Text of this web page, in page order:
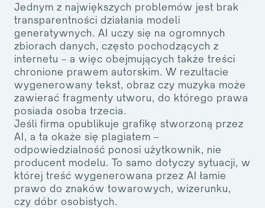
Jednym z największych problemów jest brak
transparentności działania modeli
generatywnych. AI uczy się na ogromnych
zbiorach danych, często pochodzących z
internetu – a więc obejmujących także treści
chronione prawem autorskim. W rezultacie
wygenerowany tekst, obraz czy muzyka może
zawierać fragmenty utworu, do którego prawa
posiada osoba trzecia.
Jeśli firma opublikuje grafikę stworzoną przez
AI, a ta okaże się plagiatem –
odpowiedzialność ponosi użytkownik, nie
producent modelu. To samo dotyczy sytuacji, w
której treść wygenerowana przez AI łamie
prawo do znaków towarowych, wizerunku,
czy dóbr osobistych.